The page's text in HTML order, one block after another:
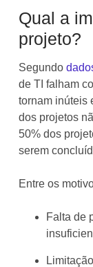
Qual a
projeto?
Segundo
de TI falham
tornam inúteis
dos projetos
50% dos
serem
Entre os
Falta de